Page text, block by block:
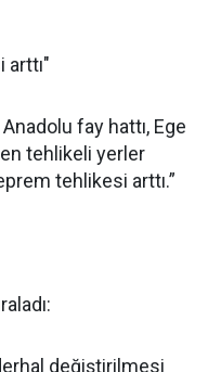
arttı"
fay hattı, Ege
tehlikeli yerler
tehlikesi arttı.”
değiştirilmesi